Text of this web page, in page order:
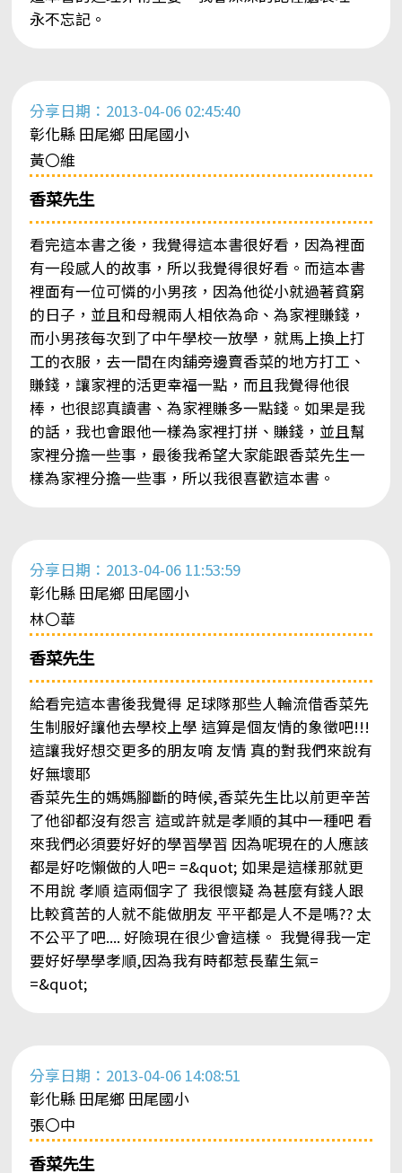
永不忘記。
分享日期：2013-04-06 02:45:40
彰化縣 田尾鄉 田尾國小
黃〇維
香菜先生
看完這本書之後，我覺得這本書很好看，因為裡面
有一段感人的故事，所以我覺得很好看。而這本書
裡面有一位可憐的小男孩，因為他從小就過著貧窮
的日子，並且和母親兩人相依為命、為家裡賺錢，
而小男孩每次到了中午學校一放學，就馬上換上打
工的衣服，去一間在肉舖旁邊賣香菜的地方打工、
賺錢，讓家裡的活更幸福一點，而且我覺得他很
棒，也很認真讀書、為家裡賺多一點錢。如果是我
的話，我也會跟他一樣為家裡打拼、賺錢，並且幫
家裡分擔一些事，最後我希望大家能跟香菜先生一
樣為家裡分擔一些事，所以我很喜歡這本書。
分享日期：2013-04-06 11:53:59
彰化縣 田尾鄉 田尾國小
林〇華
香菜先生
給看完這本書後我覺得 足球隊那些人輪流借香菜先
生制服好讓他去學校上學 這算是個友情的象徵吧!!!
這讓我好想交更多的朋友唷 友情 真的對我們來說有
好無壞耶
香菜先生的媽媽腳斷的時候,香菜先生比以前更辛苦
了他卻都沒有怨言 這或許就是孝順的其中一種吧 看
來我們必須要好好的學習學習 因為呢現在的人應該
都是好吃懶做的人吧= =&quot; 如果是這樣那就更
不用說 孝順 這兩個字了 我很懷疑 為甚麼有錢人跟
比較貧苦的人就不能做朋友 平平都是人不是嗎?? 太
不公平了吧.... 好險現在很少會這樣。 我覺得我一定
要好好學學孝順,因為我有時都惹長輩生氣=
=&quot;
分享日期：2013-04-06 14:08:51
彰化縣 田尾鄉 田尾國小
張〇中
香菜先生